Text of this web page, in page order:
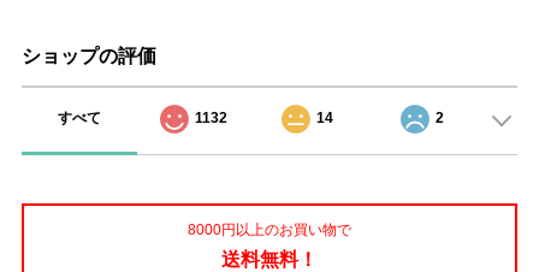
ショップの評価
すべて 1132 14 2
8000円以上のお買い物で
送料無料！